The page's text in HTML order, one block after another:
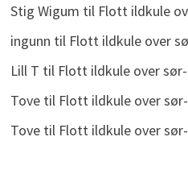
Stig Wigum til Flott ildkule
ingunn til Flott ildkule over
Lill T til Flott ildkule over
Tovetil Flott ildkule over
Tovetil Flott ildkule over